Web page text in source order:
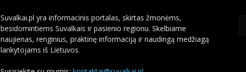
Suvalkai.pl yra informacinis portalas, skirtas žmonėms,
besidomintiems Suvalkais ir pasienio regionu. Skelbiame
naujienas, renginius, praktinę informaciją ir naudingą medžiagą
lankytojams iš Lietuvos.